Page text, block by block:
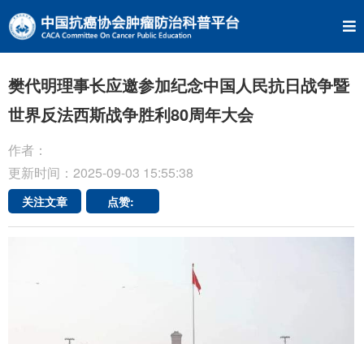
樊代明理事长应邀参加纪念中国人民抗日战争暨
世界反法西斯战争胜利80周年大会
作者：
更新时间：2025-09-03 15:55:38
关注文章 点赞: